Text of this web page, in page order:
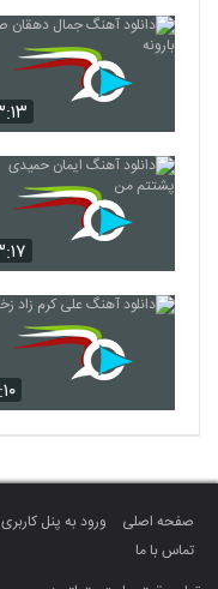
صفحه اصلی ورود به پنل کاربری
تماس با ما